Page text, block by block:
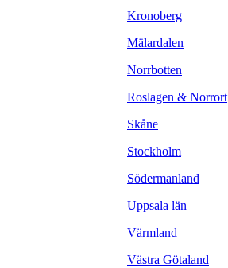
Kronoberg
Mälardalen
Norrbotten
Roslagen & Norrort
Skåne
Stockholm
Södermanland
Uppsala län
Värmland
Västra Götaland